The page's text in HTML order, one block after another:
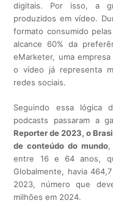
digitais. Por isso, a
produzidos em vídeo.
formato consumido
alcance 60% da
eMarketer, uma
o vídeo já representa
redes sociais.
Seguindo essa lógica
podcasts passaram a
Reporter de 2023, o
de conteúdo do mundo,
entre 16 e 64 anos,
Globalmente, havia
2023, número que
milhões em 2024.